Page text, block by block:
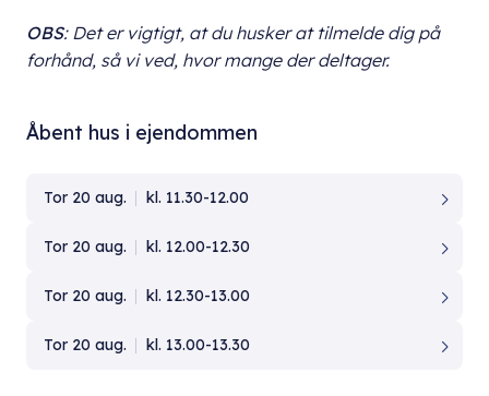
OBS: Det er vigtigt, at du husker at tilmelde dig på
forhånd, så vi ved, hvor mange der deltager.
Åbent hus i ejendommen
Tor 20 aug. kl. 11.30-12.00
Tor 20 aug. kl. 12.00-12.30
Tor 20 aug. kl. 12.30-13.00
Tor 20 aug. kl. 13.00-13.30